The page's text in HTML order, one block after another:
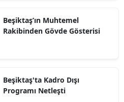
Beşiktaş’ın Muhtemel
Rakibinden Gövde Gösterisi
Beşiktaş'ta Kadro Dışı
Programı Netleşti